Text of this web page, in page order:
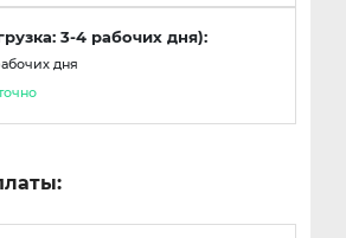
3-4 рабочих дня):
дня